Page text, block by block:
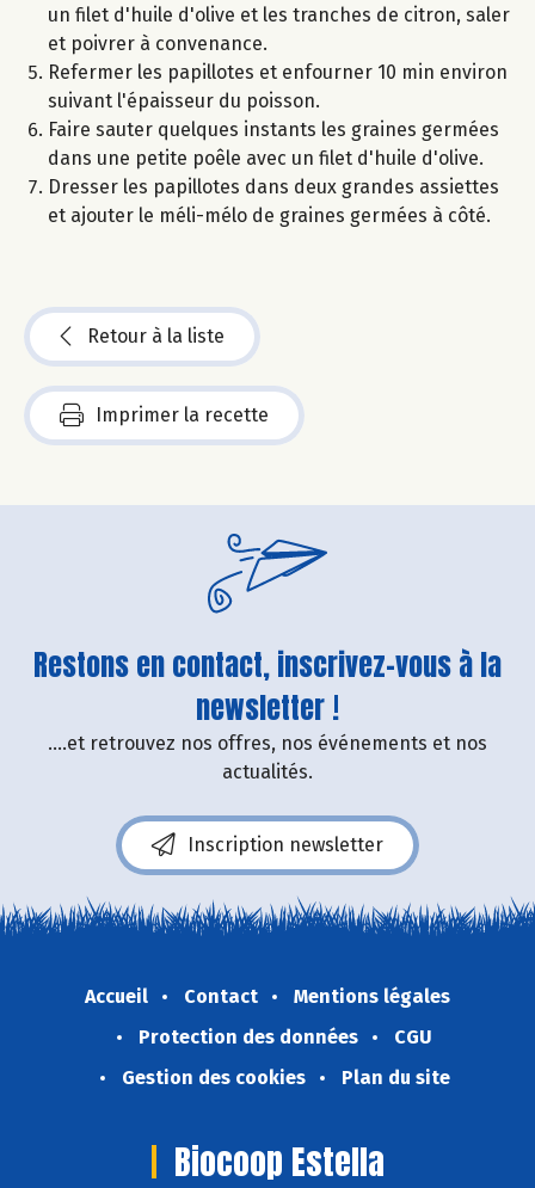
un filet d'huile d'olive et les tranches de citron, saler
et poivrer à convenance.
Refermer les papillotes et enfourner 10 min environ
suivant l'épaisseur du poisson.
Faire sauter quelques instants les graines germées
dans une petite poêle avec un filet d'huile d'olive.
Dresser les papillotes dans deux grandes assiettes
et ajouter le méli-mélo de graines germées à côté.
Retour à la liste
Imprimer la recette
Restons en contact, inscrivez-vous à la
newsletter !
....et retrouvez nos offres, nos événements et nos
actualités.
Inscription newsletter
Accueil Contact
Mentions légales
Protection des données
CGU
Gestion des cookies
Plan du site
Biocoop Estella